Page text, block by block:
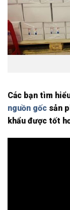
Các bạn tìm
nguồn gốc sản
khẩu được tốt